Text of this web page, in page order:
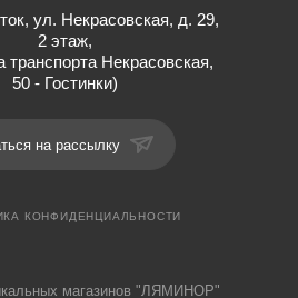
ул. Некрасовская, д. 29,
2 этаж,
транспорта Некрасовская,
50 - Гостинки)
на рассылку
КОНФИДЕНЦИАЛЬНОСТИ
магазинов "ЛЯМИНОР"